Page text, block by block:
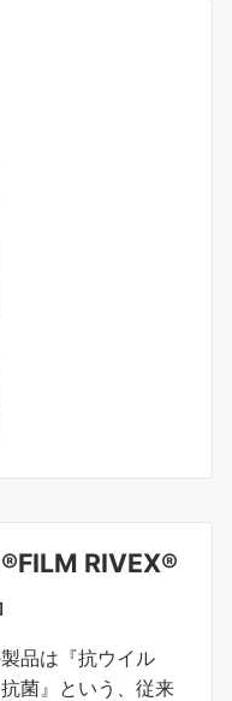
RIVEX®
品は『抗ウイル
菌』という、従来